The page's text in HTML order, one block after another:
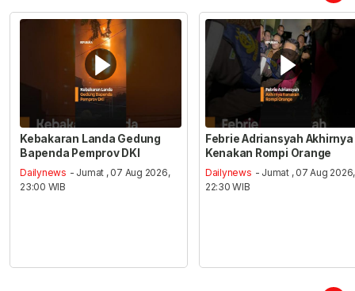
Kebakaran Landa Gedung
Bapenda Pemprov DKI
Dailynews - Jumat , 07 Aug 2026,
23:00 WIB
Febrie Adriansyah Akhirnya
Kenakan Rompi Orange
Dailynews - Jumat , 07 Aug 2026,
22:30 WIB